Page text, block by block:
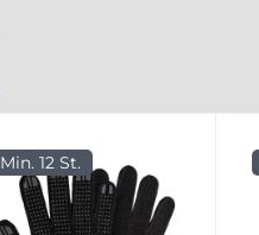
підвищеної вологості.
Покрівельні роботи
Min. 12 St.